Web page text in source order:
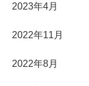
2023年4月
2022年11月
2022年8月